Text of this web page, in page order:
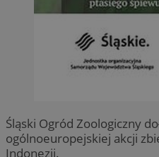
Śląski Ogród Zoologiczny
ogólnoeuropejskiej akcji
Indonezji.